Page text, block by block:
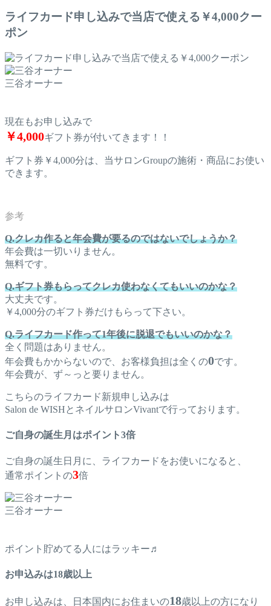
ライフカード申し込みで当店で使える￥4,000クー
ポン
三谷オーナー
現在もお申し込みで
￥4,000ギフト券が付いてきます！！
ギフト券￥4,000分は、当サロンGroupの施術・商品にお使い
できます。
Q.クレカ作ると年会費が要るのではないでしょうか？
年会費は一切いりません。
無料です。
Q.ギフト券もらってクレカ使わなくてもいいのかな？
大丈夫です。
￥4,000分のギフト券だけもらって下さい。
Q.ライフカード作って1年後に脱退でもいいのかな？
全く問題はありません。
年会費もかからないので、お客様負担は全くの0です。
年会費が、ず～っと要りません。
こちらのライフカード新規申し込みは
Salon de WISHとネイルサロンVivantで行っております。
ご自身の誕生月はポイント3倍
ご自身の誕生日月に、ライフカードをお使いになると、
通常ポイントの3倍
三谷オーナー
ポイント貯めてる人にはラッキー♬
お申込みは18歳以上
お申し込みは、日本国内にお住まいの18歳以上の方になり